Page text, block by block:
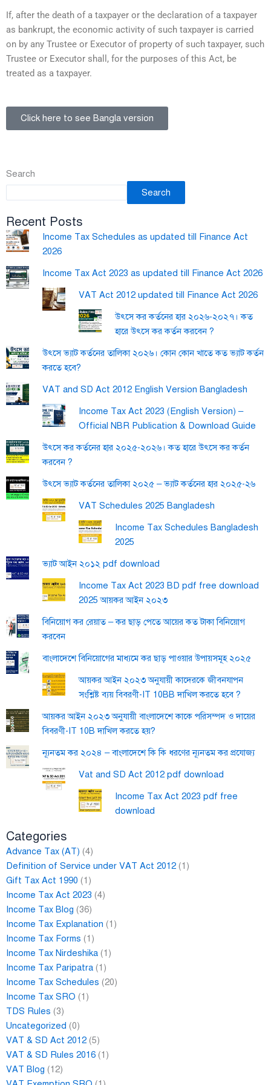
If, after the death of a taxpayer or the declaration of a taxpayer
as bankrupt, the economic activity of such taxpayer is carried
on by any Trustee or Executor of property of such taxpayer, such
Trustee or Executor shall, for the purposes of this Act, be
treated as a taxpayer.
Click here to see Bangla version
Search
Search
Recent Posts
Income Tax Schedules as updated till Finance Act
2026
Income Tax Act 2023 as updated till Finance Act 2026
VAT Act 2012 updated till Finance Act 2026
উৎসে কর কর্তনের হার ২০২৬-২০২৭। কত
হারে উৎসে কর কর্তন করবেন ?
উৎসে ভ্যাট কর্তনের তালিকা ২০২৬। কোন কোন খাতে কত ভ্যাট কর্তন
করতে হবে?
VAT and SD Act 2012 English Version Bangladesh
Income Tax Act 2023 (English Version) –
Official NBR Publication & Download Guide
উৎসে কর কর্তনের হার ২০২৫-২০২৬। কত হারে উৎসে কর কর্তন
করবেন ?
উৎসে ভ্যাট কর্তনের তালিকা ২০২৫ – ভ্যাট কর্তনের হার ২০২৫-২৬
VAT Schedules 2025 Bangladesh
Income Tax Schedules Bangladesh
2025
ভ্যাট আইন ২০১২ pdf download
Income Tax Act 2023 BD pdf free download
2025 আয়কর আইন ২০২৩
বিনিয়োগ কর রেয়াত – কর ছাড় পেতে আয়ের কত টাকা বিনিয়োগ
করবেন
বাংলাদেশে বিনিয়োগের মাধ্যমে কর ছাড় পাওয়ার উপায়সমূহ ২০২৫
আয়কর আইন ২০২৩ অনুযায়ী কাদেরকে জীবনযাপন
সংশ্লিষ্ট ব্যয় বিবরণী-IT 10BB দাখিল করতে হবে ?
আয়কর আইন ২০২৩ অনুযায়ী বাংলাদেশে কাকে পরিসম্পদ ও দায়ের
বিবরণী-IT 10B দাখিল করতে হয়?
ন্যূনতম কর ২০২৪ – বাংলাদেশে কি কি ধরণের ন্যূনতম কর প্রযোজ্য
Vat and SD Act 2012 pdf download
Income Tax Act 2023 pdf free
download
Categories
Advance Tax (AT) (4)
Definition of Service under VAT Act 2012 (1)
Gift Tax Act 1990 (1)
Income Tax Act 2023 (4)
Income Tax Blog (36)
Income Tax Explanation (1)
Income Tax Forms (1)
Income Tax Nirdeshika (1)
Income Tax Paripatra (1)
Income Tax Schedules (20)
Income Tax SRO (1)
TDS Rules (3)
Uncategorized (0)
VAT & SD Act 2012 (5)
VAT & SD Rules 2016 (1)
VAT Blog (12)